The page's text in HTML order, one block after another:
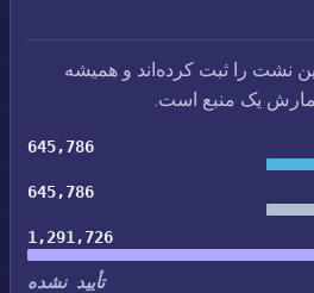
نشت را ثبت کرده‌اند و همیشه
یک منبع است.
645,786
645,786
1,291,726
تأیید نشده